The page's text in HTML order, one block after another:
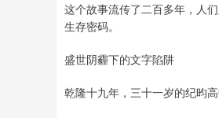
这个故事流传了二百多年，人
生存密码。
盛世阴霾下的文字陷阱
乾隆十九年，三十一岁的纪昀高